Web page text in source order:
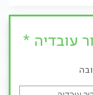
עובדיה *